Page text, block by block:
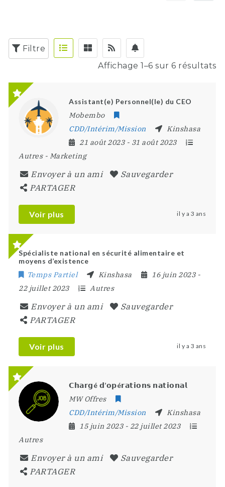
Filtre
Affichage 1–6 sur 6 résultats
Assistant(e) Personnel(le) du CEO
Mobembo
CDD/Intérim/Mission
Kinshasa
21 août 2023 - 31 août 2023
Autres- Marketing
Envoyer à un ami
Sauvegarder
PARTAGER
Voir plus il y a 3 ans
Spécialiste national en sécurité alimentaire et
moyens d’existence
Temps Partiel Kinshasa 16 juin 2023 -
22 juillet 2023
Autres
Envoyer à un ami
Sauvegarder
PARTAGER
Voir plus il y a 3 ans
𝗖𝗵𝗮𝗿𝗴é 𝗱’𝗼𝗽é𝗿𝗮𝘁𝗶𝗼𝗻𝘀 𝗻𝗮𝘁𝗶𝗼𝗻𝗮𝗹
MW Offres
CDD/Intérim/Mission
Kinshasa
15 juin 2023 - 22 juillet 2023
Autres
Envoyer à un ami
Sauvegarder
PARTAGER